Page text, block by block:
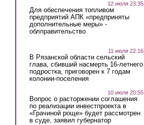
12 июля 23:35
Для обеспечения топливом
предприятий АПК «предприняты
дополнительные меры» -
облправительство
11 июля 22:16
В Рязанской области сельский
глава, сбивший насмерть 16-летнего
подростка, приговорен к 7 годам
колонии-поселения
10 июля 20:55
Вопрос о расторжении соглашения
по реализации инвестпроекта в
«Грачиной роще» будет рассмотрен
в суде, заявил губернатор